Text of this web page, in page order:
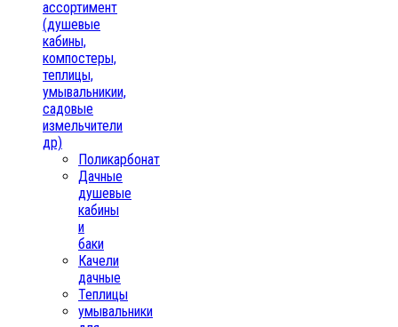
ассортимент
(душевые
кабины,
компостеры,
теплицы,
умывальникии,
садовые
измельчители
др)
Поликарбонат
Дачные
душевые
кабины
и
баки
Качели
дачные
Теплицы
умывальники